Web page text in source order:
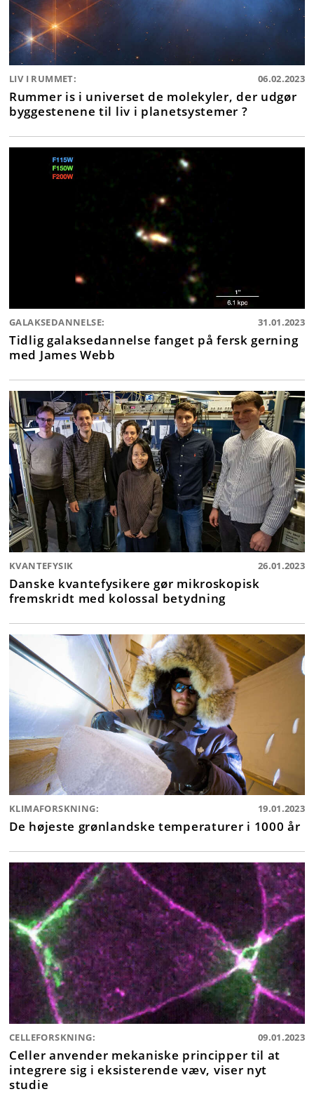
LIV I RUMMET: 06.02.2023
Rummer is i universet de molekyler, der udgør
byggestenene til liv i planetsystemer ?
GALAKSEDANNELSE: 31.01.2023
Tidlig galaksedannelse fanget på fersk gerning
med James Webb
KVANTEFYSIK 26.01.2023
Danske kvantefysikere gør mikroskopisk
fremskridt med kolossal betydning
KLIMAFORSKNING: 19.01.2023
De højeste grønlandske temperaturer i 1000 år
CELLEFORSKNING: 09.01.2023
Celler anvender mekaniske principper til at
integrere sig i eksisterende væv, viser nyt
studie